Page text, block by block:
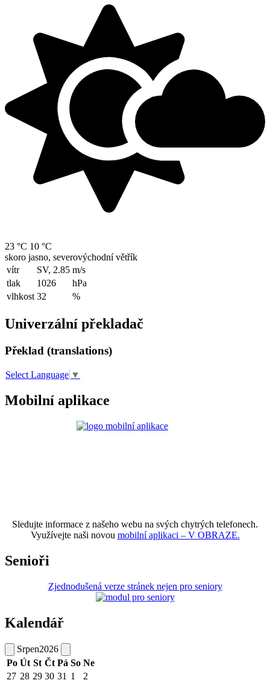
23 °C 10 °C
skoro jasno, severovýchodní větřík
vítr
SV, 2.85 m/s
tlak
1026
hPa
vlhkost 32 %
Univerzální překladač
Překlad (translations)
Select Language ▼
Mobilní aplikace
Sledujte informace z našeho webu na svých chytrých telefonech.
Využívejte naši novou mobilní aplikaci – V OBRAZE.
Senioři
Zjednodušená verze stránek nejen pro seniory
Kalendář
Srpen2026
Po Út St Čt Pá So Ne
27 28 29 30 31 1
2